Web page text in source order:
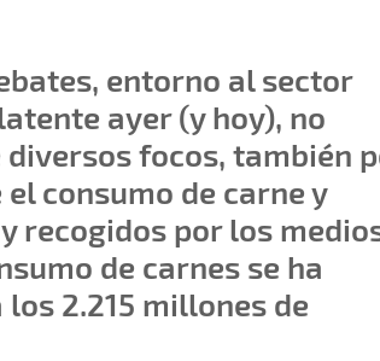
entorno al sector
ayer (y hoy), no
focos, también
consumo de carne y
recogidos por los
de carnes se ha
2.215 millones de